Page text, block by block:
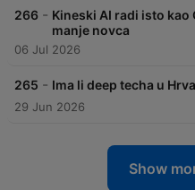
266 - Kineski AI radi isto kao
manje novca
06 Jul 2026
265 - Ima li deep techa u
29 Jun 2026
Show